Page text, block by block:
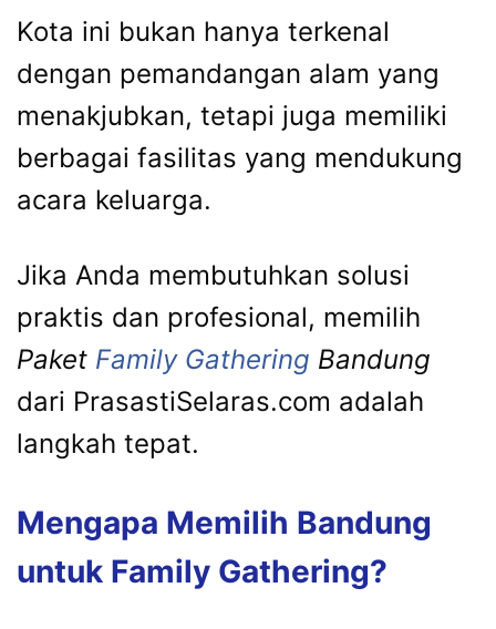
Kota ini bukan hanya terkenal
dengan pemandangan alam yang
menakjubkan, tetapi juga memiliki
berbagai fasilitas yang mendukung
acara keluarga.
Jika Anda membutuhkan solusi
praktis dan profesional, memilih
Paket Family Gathering Bandung
dari PrasastiSelaras.com adalah
langkah tepat.
Mengapa Memilih Bandung
untuk Family Gathering?